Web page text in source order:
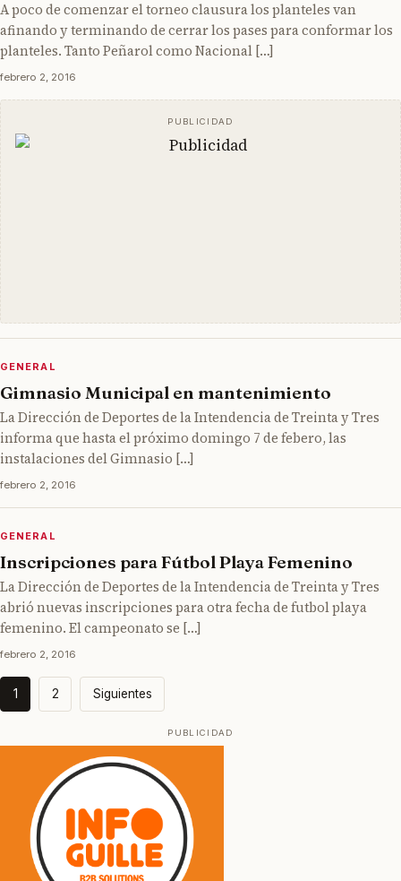
A poco de comenzar el torneo clausura los planteles van
afinando y terminando de cerrar los pases para conformar los
planteles. Tanto Peñarol como Nacional […]
febrero 2, 2016
GENERAL
Gimnasio Municipal en mantenimiento
La Dirección de Deportes de la Intendencia de Treinta y Tres
informa que hasta el próximo domingo 7 de febero, las
instalaciones del Gimnasio […]
febrero 2, 2016
GENERAL
Inscripciones para Fútbol Playa Femenino
La Dirección de Deportes de la Intendencia de Treinta y Tres
abrió nuevas inscripciones para otra fecha de futbol playa
femenino. El campeonato se […]
febrero 2, 2016
Paginación
de
entradas
1 2 Siguientes